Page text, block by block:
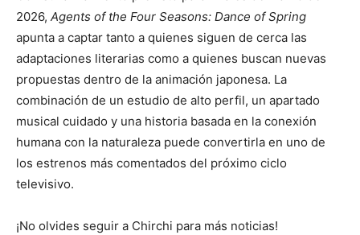
2026, Agents of the Four Seasons: Dance of Spring
apunta a captar tanto a quienes siguen de cerca las
adaptaciones literarias como a quienes buscan nuevas
propuestas dentro de la animación japonesa. La
combinación de un estudio de alto perfil, un apartado
musical cuidado y una historia basada en la conexión
humana con la naturaleza puede convertirla en uno de
los estrenos más comentados del próximo ciclo
televisivo.
¡No olvides seguir a Chirchi para más noticias!